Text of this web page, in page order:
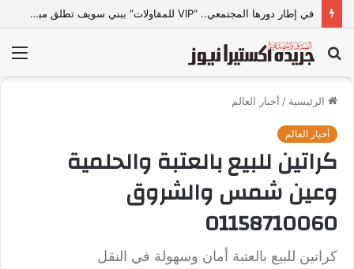
في إطار دورها المجتمعي.. “VIP للمقاولات” ببني سويف تطلق مبادرة “تعالي أقدم على تصالح” بالمجان
بحث
عن
الرئيسية / أخبار العالم
أخبار العالم
كراتين للبيع بالعتبة والحلمية
وعين شمس والشروق
01158710060
كراتين للبيع بالعتبة أمان وسهولة في النقل